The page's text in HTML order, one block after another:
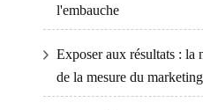
l'embauche
Exposer aux résultats : la
de la mesure du marketing